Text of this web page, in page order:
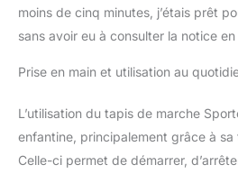
moins de cinq minutes, j’étais prêt
sans avoir eu à consulter la notice
Prise en main et utilisation au
L’utilisation du tapis de marche
enfantine, principalement grâce à
Celle-ci permet de démarrer,